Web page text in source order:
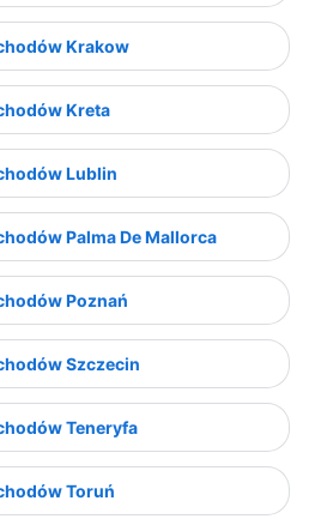
Krakow
Kreta
Lublin
Palma De Mallorca
Poznań
Szczecin
Teneryfa
Toruń